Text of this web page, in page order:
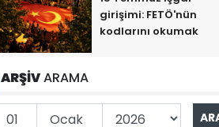
girişimi: FETÖ'nün
kodlarını okumak
ARŞİVARAMA